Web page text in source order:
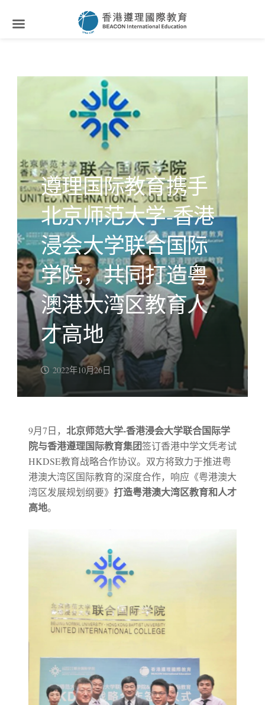
遵理国际教育携手
北京师范大学-香港
浸会大学联合国际
学院，共同打造粤
澳港大湾区教育人
才高地
2022年10月26日
9月7日， 北京师范大学-香港浸会大学联合国际学
院与香港遵理国际教育集团签订香港中学文凭考试
HKDSE教育战略合作协议。双方将致力于推进粤
港澳大湾区国际教育的深度合作，响应《粤港澳大
湾区发展规划纲要》 打造粤港澳大湾区教育和人才
高地。